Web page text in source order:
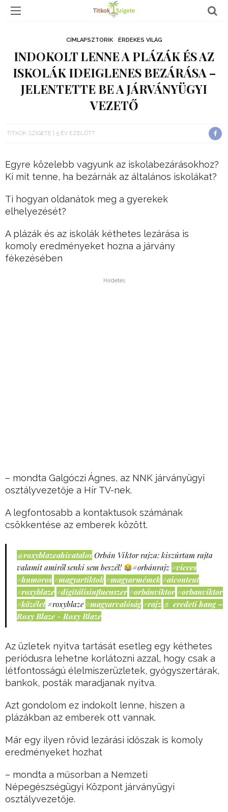
CÍMLAPSZTORIK ÉRDEKES VILÁG
INDOKOLT LENNE A PLÁZÁK ÉS AZ
ISKOLÁK IDEIGLENES BEZÁRÁSA –
JELENTETTE BE A JÁRVÁNYÜGYI
VEZETŐ
TITKOK SZIGETE 5 ÉV EZELŐTT
Egyre közelebb vagyunk az iskolabezárásokhoz?
Ki mit tenne, ha bezárnák az általános iskolákat?
Ti hogyan oldanátok meg a gyerekek
elhelyezését?
A plázák és az iskolák kéthetes lezárása is
komoly eredményeket hozna a járvány
fékezésében
Hirdetés
– mondta Galgóczi Ágnes, az NNK járványügyi
osztályvezetője a Hír TV-nek.
A legfontosabb a kontaktusok számának
csökkentése az emberek között.
@roxyblazeahivatalos Orbán Viktor rajza: kiszúrtam rajta
valamit amiről senki sem beszél!
#orbánrajz #vicces
#humoros #magyartiktok #magyarmémek #aicontent
#roxyblaze #digitálisinfluenszer #orbánviktor #orbanviktor
#közélet #roxyblaze #magyarvalóság #rajz ♬ eredeti hang –
Roxy Blaze - Roxy Blaze
Az üzletek nyitva tartását esetleg egy kéthetes
periódusra lehetne korlátozni azzal, hogy csak a
létfontosságú élelmiszerüzletek, gyógyszertárak,
bankok, posták maradjanak nyitva.
Azt gondolom ez indokolt lenne, hiszen a
plázákban az emberek ott vannak.
Már egy ilyen rövid lezárási időszak is komoly
eredményeket hozhat
– mondta a műsorban a Nemzeti
Népegészségügyi Központ járványügyi
osztályvezetője.